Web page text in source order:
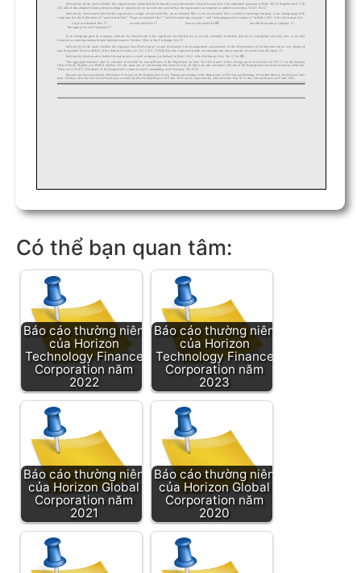
Có thể bạn quan tâm:
Báo cáo thường niên
của Horizon
Technology Finance
Corporation năm
2022
Báo cáo thường niên
của Horizon
Technology Finance
Corporation năm
2023
Báo cáo thường niên
của Horizon Global
Corporation năm
2021
Báo cáo thường niên
của Horizon Global
Corporation năm
2020